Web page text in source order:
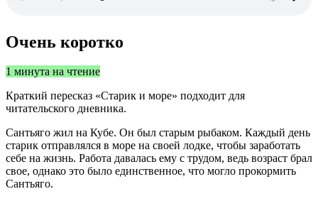
Очень коротко
1 минута на чтение
Краткий пересказ «Старик и море» подходит для
читательского дневника.
Сантьяго жил на Кубе. Он был старым рыбаком. Каждый день
старик отправлялся в море на своей лодке, чтобы заработать
себе на жизнь. Работа давалась ему с трудом, ведь возраст брал
свое, однако это было единственное, что могло прокормить
Сантьяго.